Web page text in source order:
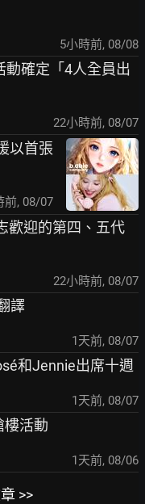
5小時前, 08/08
動確定「4人全員出
22小時前, 08/07
以首張
前, 08/07
歡迎的第四、五代
22小時前, 08/07
譯
1天前, 08/07
和Jennie出席十週
1天前, 08/07
樓活動
1天前, 08/06
>>